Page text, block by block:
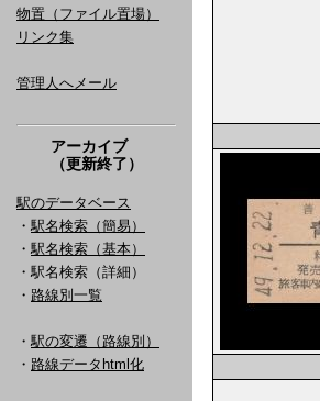
物置（ファイル置場）
リンク集
管理人へメール
アーカイブ
（更新終了）
駅のデータベース
・ 駅名検索（簡易）
・ 駅名検索（基本）
・駅名検索（詳細）
・ 路線別一覧
・ 駅の変遷（路線別）
・ 路線データhtml化